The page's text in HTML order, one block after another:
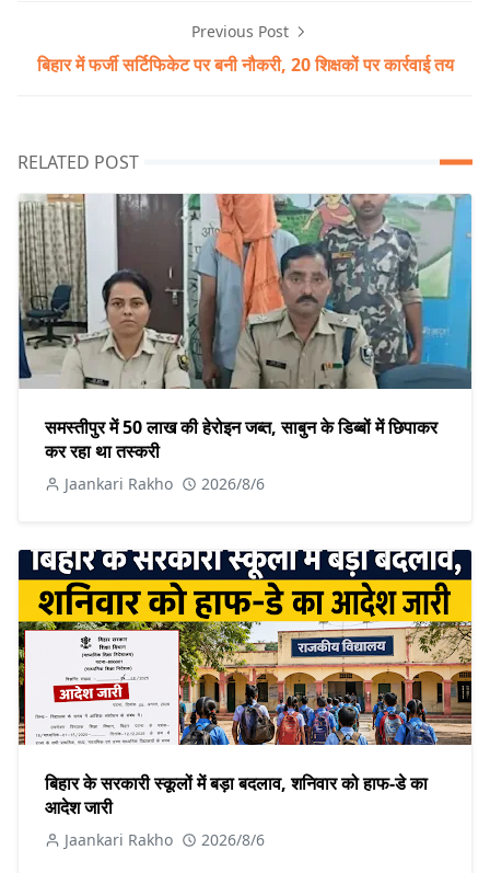
Previous Post
बिहार में फर्जी सर्टिफिकेट पर बनी नौकरी, 20 शिक्षकों पर कार्रवाई तय
RELATED POST
समस्तीपुर में 50 लाख की हेरोइन जब्त, साबुन के डिब्बों में छिपाकर
कर रहा था तस्करी
Jaankari Rakho 2026/8/6
बिहार के सरकारी स्कूलों में बड़ा बदलाव, शनिवार को हाफ-डे का
आदेश जारी
Jaankari Rakho 2026/8/6